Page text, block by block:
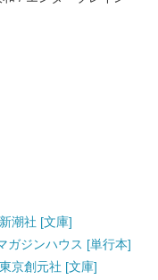
潮社 [文庫]
ガジンハウス [単行本]
京創元社 [文庫]